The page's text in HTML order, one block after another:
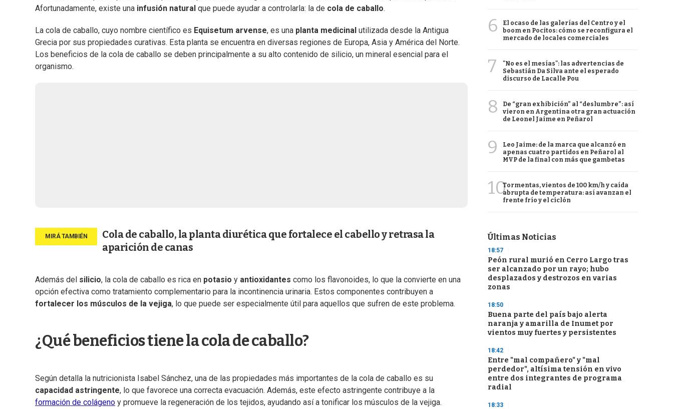
Afortunadamente, existe una infusión natural que puede ayudar a controlarla: la de cola de caballo.
La cola de caballo, cuyo nombre científico es Equisetum arvense, es una planta medicinal utilizada desde la Antigua
Grecia por sus propiedades curativas. Esta planta se encuentra en diversas regiones de Europa, Asia y América del Norte.
Los beneficios de la cola de caballo se deben principalmente a su alto contenido de silicio, un mineral esencial para el
organismo.
Cola de caballo, la planta diurética que fortalece el cabello y retrasa la
aparición de canas
Además del silicio, la cola de caballo es rica en potasio y antioxidantes como los flavonoides, lo que la convierte en una
opción efectiva como tratamiento complementario para la incontinencia urinaria. Estos componentes contribuyen a
fortalecer los músculos de la vejiga, lo que puede ser especialmente útil para aquellos que sufren de este problema.
¿Qué beneficios tiene la cola de caballo?
Según detalla la nutricionista Isabel Sánchez, una de las propiedades más importantes de la cola de caballo es su
capacidad astringente, lo que favorece una correcta evacuación. Además, este efecto astringente contribuye a la
formación de colágeno y promueve la regeneración de los tejidos, ayudando así a tonificar los músculos de la vejiga.
6
El ocaso de las galerías del Centro y el
boom en Pocitos: cómo se reconfigura el
mercado de locales comerciales
7
"No es el mesías": las advertencias de
Sebastián Da Silva ante el esperado
discurso de Lacalle Pou
8
De “gran exhibición” al “deslumbre”: así
vieron en Argentina otra gran actuación
de Leonel Jaime en Peñarol
9
Leo Jaime: de la marca que alcanzó en
apenas cuatro partidos en Peñarol al
MVP de la final con más que gambetas
10Tormentas, vientos de 100 km/h y caída
abrupta de temperatura: así avanzan el
frente frío y el ciclón
Últimas Noticias
18:57
Peón rural murió en Cerro Largo tras
ser alcanzado por un rayo; hubo
desplazados y destrozos en varias
zonas
18:50
Buena parte del país bajo alerta
naranja y amarilla de Inumet por
vientos muy fuertes y persistentes
18:42
Entre "mal compañero" y "mal
perdedor", altísima tensión en vivo
entre dos integrantes de programa
radial
18:33